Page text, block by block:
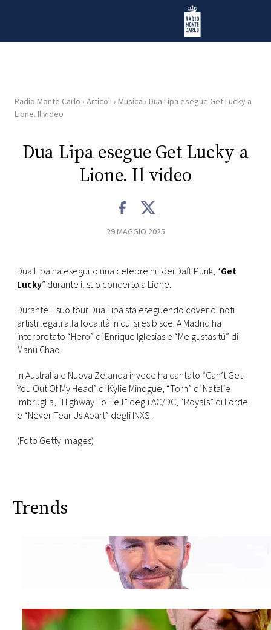
Radio Monte Carlo
HOME
RADIO
CONCORSI
EVENTI
VIDEO
TV
MONACO
Radio Monte Carlo › Articoli › Musica › Dua Lipa esegue Get Lucky a
Lione. Il video
Dua Lipa esegue Get Lucky a
Lione. Il video
29 MAGGIO 2025
Dua Lipa ha eseguito una celebre hit dei Daft Punk, “Get
Lucky” durante il suo concerto a Lione.
Durante il suo tour Dua Lipa sta eseguendo cover di noti
artisti legati alla località in cui si esibisce. A Madrid ha
interpretato “Hero” di Enrique Iglesias e “Me gustas tú” di
Manu Chao.
In Australia e Nuova Zelanda invece ha cantato “Can’t Get
You Out Of My Head” di Kylie Minogue, “Torn” di Natalie
Imbruglia, “Highway To Hell” degli AC/DC, “Royals” di Lorde
e “Never Tear Us Apart” degli INXS.
(Foto Getty Images)
Trends